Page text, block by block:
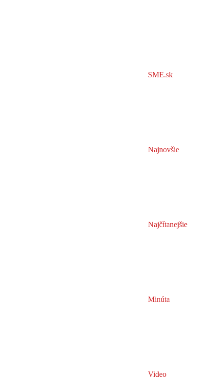
SME.sk
Najnovšie
Najčítanejšie
Minúta
Video